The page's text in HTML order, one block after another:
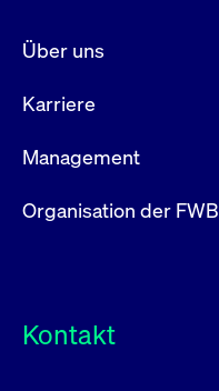
Über uns
Karriere
Management
Organisation der FWB
Kontakt